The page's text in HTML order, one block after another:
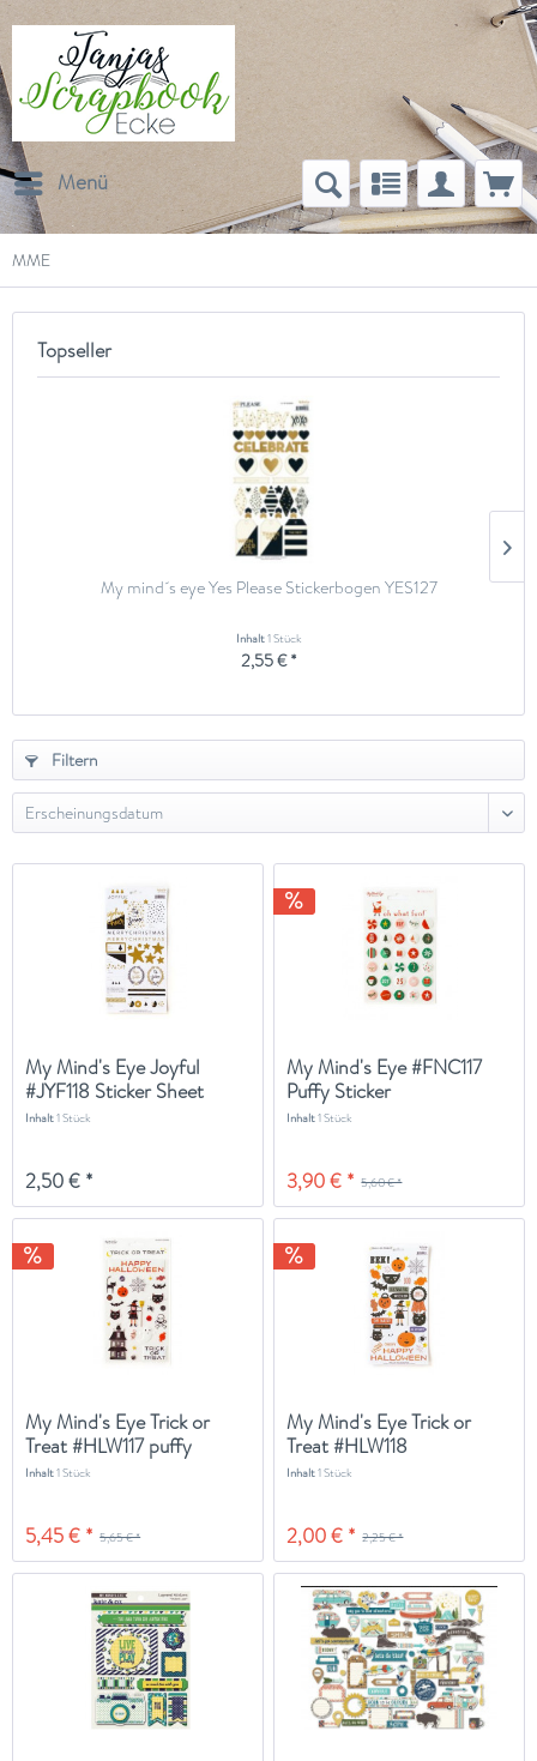
Menü
MME
Topseller
My mind´s eye Yes Please Stickerbogen YES127
Inhalt1 Stück
2,55 € *
Filtern
My Mind's Eye Joyful
#JYF118 Sticker Sheet
Inhalt1 Stück
2,50 € *
My Mind's Eye #FNC117
Puffy Sticker
Inhalt1 Stück
5,60 € *
3,90 € *
My Mind's Eye Trick or
Treat #HLW117 puffy
Sticker
Inhalt1 Stück
5,65 € *
5,45 € *
My Mind's Eye Trick or
Treat #HLW118
Stickerbogen
Inhalt1 Stück
2,25 € *
2,00 € *